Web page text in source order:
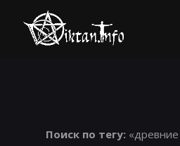
Поиск по тегу: «древние